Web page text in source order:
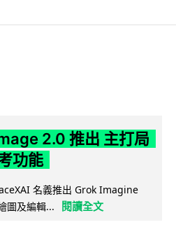
2.0 推出 主打局
功能
名義推出 Grok Imagine
圖及編輯...
閱讀全文